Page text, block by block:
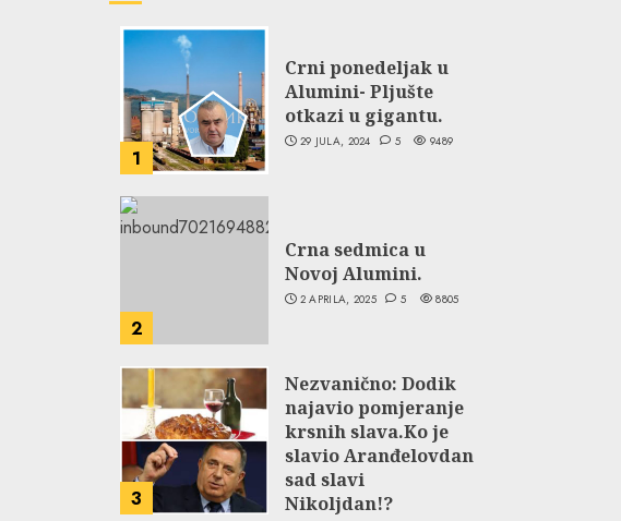
1
Crni ponedeljak u
Alumini- Pljušte
otkazi u gigantu.
29 JULA, 2024 5 9489
2
Crna sedmica u
Novoj Alumini.
2 APRILA, 2025 5 8805
3
Nezvanično: Dodik
najavio pomjeranje
krsnih slava.Ko je
slavio Aranđelovdan
sad slavi
Nikoljdan!?